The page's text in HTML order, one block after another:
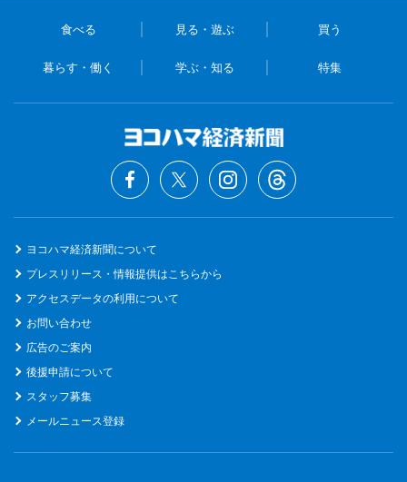
食べる 見る・遊ぶ 買う
暮らす・働く 学ぶ・知る 特集
ヨコハマ経済新聞について
プレスリリース・情報提供はこちらから
アクセスデータの利用について
お問い合わせ
広告のご案内
後援申請について
スタッフ募集
メールニュース登録